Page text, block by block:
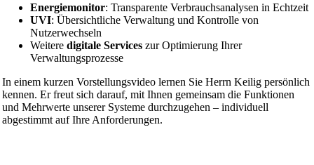
Energiemonitor: Transparente Verbrauchsanalysen in Echtzeit
UVI: Übersichtliche Verwaltung und Kontrolle von
Nutzerwechseln
Weitere digitale Services zur Optimierung Ihrer
Verwaltungsprozesse
In einem kurzen Vorstellungsvideo lernen Sie Herrn Keilig persönlich
kennen. Er freut sich darauf, mit Ihnen gemeinsam die Funktionen
und Mehrwerte unserer Systeme durchzugehen – individuell
abgestimmt auf Ihre Anforderungen.